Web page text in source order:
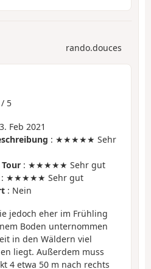
rando.douces
/ 5
Feb 2021
: ★★★★★ Sehr
: ★★★★★ Sehr gut
: ★★★★★ Sehr gut
: Nein
jedoch eher im Frühling
Boden unternommen
in den Wäldern viel
liegt. Außerdem muss
4 etwa 50 m nach rechts